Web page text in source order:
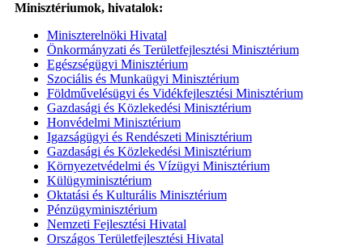
Minisztériumok, hivatalok:
Miniszterelnöki Hivatal
Önkormányzati és Területfejlesztési Minisztérium
Egészségügyi Minisztérium
Szociális és Munkaügyi Minisztérium
Földművelésügyi és Vidékfejlesztési Minisztérium
Gazdasági és Közlekedési Minisztérium
Honvédelmi Minisztérium
Igazságügyi és Rendészeti Minisztérium
Gazdasági és Közlekedési Minisztérium
Környezetvédelmi és Vízügyi Minisztérium
Külügyminisztérium
Oktatási és Kulturális Minisztérium
Pénzügyminisztérium
Nemzeti Fejlesztési Hivatal
Országos Területfejlesztési Hivatal